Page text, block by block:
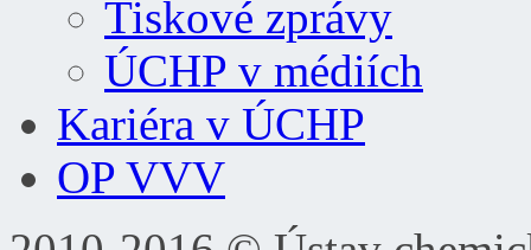
Tiskové zprávy
ÚCHP v médiích
Kariéra v ÚCHP
OP VVV